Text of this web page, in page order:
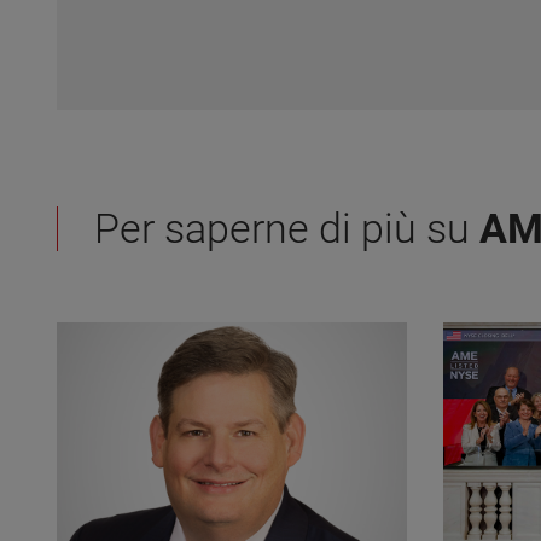
Per saperne di più su